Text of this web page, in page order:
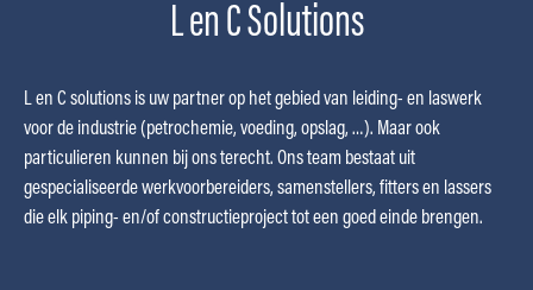
L en C Solutions
L en C solutions is uw partner op het gebied van leiding- en laswerk
voor de industrie (petrochemie, voeding, opslag, …). Maar ook
particulieren kunnen bij ons terecht. Ons team bestaat uit
gespecialiseerde werkvoorbereiders, samenstellers, fitters en lassers
die elk piping- en/of constructieproject tot een goed einde brengen.